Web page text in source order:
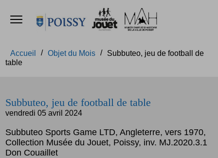
Accèder directement au contenu
Accèder directement au contenu
Ouvrir le menu
Accueil Objet du Mois
Subbuteo, jeu de football de
table
Subbuteo, jeu de football de table
vendredi 05 avril 2024
Subbuteo Sports Game LTD, Angleterre, vers 1970,
Collection Musée du Jouet, Poissy, inv. MJ.2020.3.1
Don Couaillet